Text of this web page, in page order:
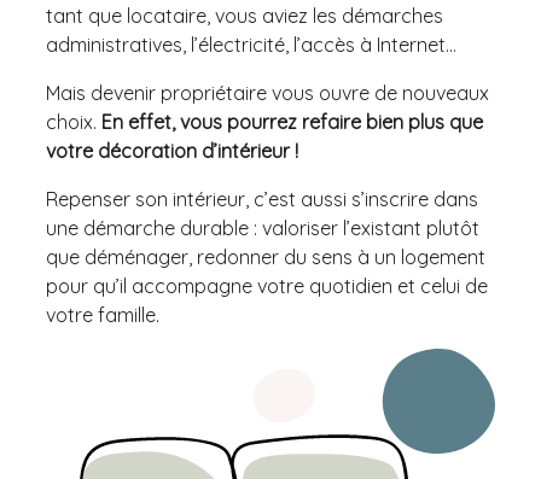
tant que locataire, vous aviez les démarches
administratives, l’électricité, l’accès à Internet…
Mais devenir propriétaire vous ouvre de nouveaux
choix. En effet, vous pourrez refaire bien plus que
votre décoration d’intérieur !
Repenser son intérieur, c’est aussi s’inscrire dans
une démarche durable : valoriser l’existant plutôt
que déménager, redonner du sens à un logement
pour qu’il accompagne votre quotidien et celui de
votre famille.